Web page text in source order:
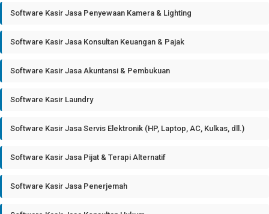
Software Kasir Jasa Penyewaan Kamera & Lighting
Software Kasir Jasa Konsultan Keuangan & Pajak
Software Kasir Jasa Akuntansi & Pembukuan
Software Kasir Laundry
Software Kasir Jasa Servis Elektronik (HP, Laptop, AC, Kulkas, dll.)
Software Kasir Jasa Pijat & Terapi Alternatif
Software Kasir Jasa Penerjemah